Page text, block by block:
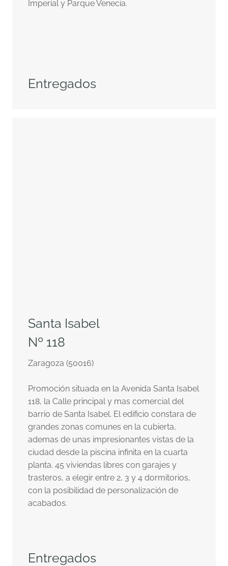
Imperial y Parque Venecia.
Entregados
Santa Isabel
Nº 118
Zaragoza (50016)
Promoción situada en la Avenida Santa Isabel
118, la Calle principal y mas comercial del
barrio de Santa Isabel. El edificio constara de
grandes zonas comunes en la cubierta,
ademas de unas impresionantes vistas de la
ciudad desde la piscina infinita en la cuarta
planta. 45 viviendas libres con garajes y
trasteros, a elegir entre 2, 3 y 4 dormitorios,
con la posibilidad de personalización de
acabados.
Entregados